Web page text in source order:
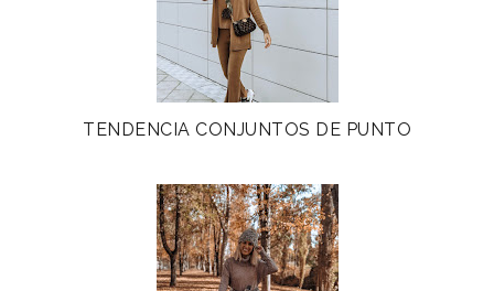
TENDENCIA CONJUNTOS DE PUNTO